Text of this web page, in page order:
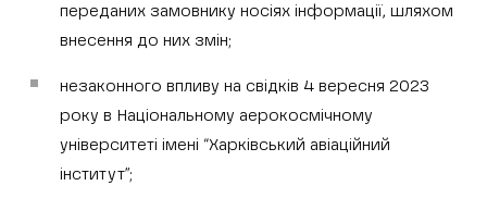
переданих замовнику носіях інформації, шляхом
внесення до них змін;
незаконного впливу на свідків 4 вересня 2023
року в Національному аерокосмічному
університеті імені “Харківський авіаційний
інститут”;